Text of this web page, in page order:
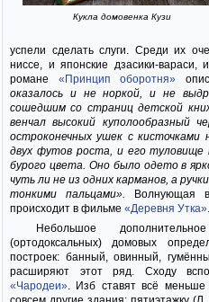
Кукла домовенка Кузи
успели сделать слуги. Среди их
ниссе, и японские дзасики-вараси,
романе «Принцип оборотня»
оказалось и не норкой, и не
сошедшим со страниц детской
венчал высокий куполообразный
остроконечных ушек с
двух футов роста, и его туловище
бурого цвета. Оно было одето в
чуть ли не из одних карманов, а
тонкими пальцами». Волнующая
происходит в фильме «Деревня Утка».
Небольшое
(ортодоксальных) домовых
построек: банный, овинный,
расширяют этот ряд. Сходу
«Чародеи». Изб ставят всё меньше